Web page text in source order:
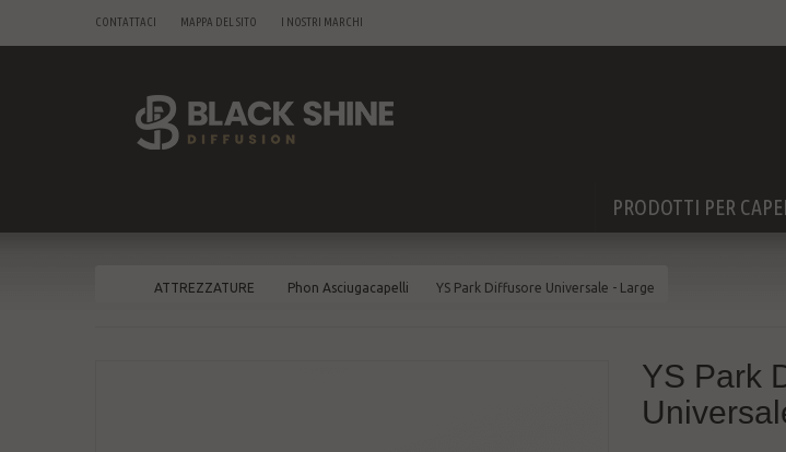
CONTATTACI MAPPA DEL SITO I NOSTRI MARCHI
PRODOTTI PER
ATTREZZATURE Phon Asciugacapelli YS Park Diffusore Universale - Large
YS Park